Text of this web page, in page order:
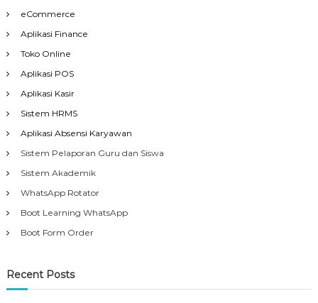
eCommerce
Aplikasi Finance
Toko Online
Aplikasi POS
Aplikasi Kasir
Sistem HRMS
Aplikasi Absensi Karyawan
Sistem Pelaporan Guru dan Siswa
Sistem Akademik
WhatsApp Rotator
Boot Learning WhatsApp
Boot Form Order
Recent Posts